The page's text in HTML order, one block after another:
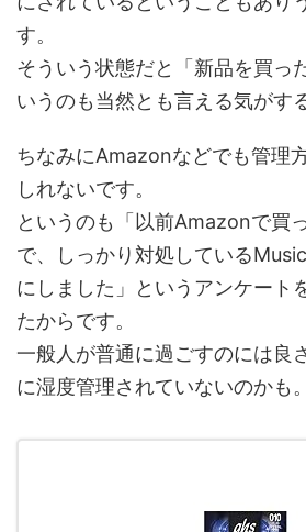
す。
そういう状態だと「新品を買っ
いうのも当然とも言える気がする
ちなみにAmazonなどでも管理
しれないです。
というのも「以前Amazonで買
で、しっかり対処している
にしました」というアンケート
たからです。
一般人が普通に過ごすのには良
に湿度管理されていないのかも。